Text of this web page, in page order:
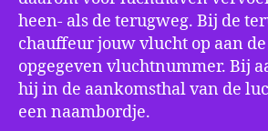
heen- als de terugweg. Bij de
chauffeur jouw vlucht op aan
opgegeven vluchtnummer. Bij
hij in de aankomsthal van de
een naambordje.